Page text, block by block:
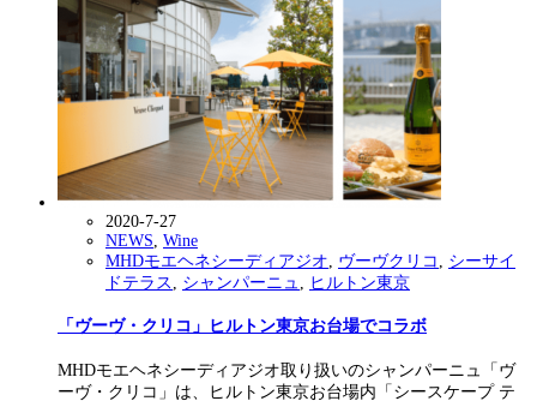
2020-7-27
NEWS Wine
MHDモエヘネシーディアジオ
ヴーヴクリコ
シーサイ
ドテラス
シャンパーニュ ヒルトン東京
「ヴーヴ・クリコ」ヒルトン東京お台場でコラボ
MHDモエヘネシーディアジオ取り扱いのシャンパーニュ「ヴ
ーヴ・クリコ」は、ヒルトン東京お台場内「シースケープ テ